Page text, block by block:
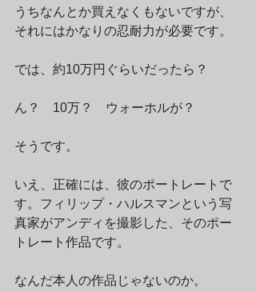
うちなんとか買えなくもないですが、
それにはかなりの忍耐力が必要です。
では、約10万円ぐらいだったら？
ん？　10万？　ウォーホルが？
そうです。
いえ、正確には、彼のポートレートで
す。フィリップ・ハルスマンという写
真家がアンディを撮影した、そのポー
トレート作品です。
なんだ本人の作品じゃないのか。